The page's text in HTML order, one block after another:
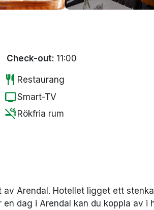
Check-out: 11:00
restaurant Restaurang
tvSmart-TV
smoke_free Rökfria rum
Arendal. Hotellet ligget ett
dag i Arendal kan du koppla av i